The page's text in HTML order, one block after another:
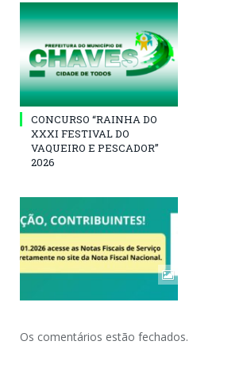
CONCURSO “RAINHA DO
XXXI FESTIVAL DO
VAQUEIRO E PESCADOR”
2026
Os comentários estão fechados.